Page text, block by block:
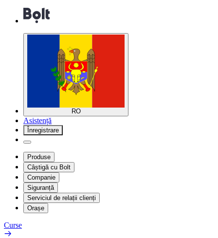
RO
Asistență
Înregistrare
Produse
Câștigă cu Bolt
Companie
Siguranță
Serviciul de relații clienți
Orașe
Curse